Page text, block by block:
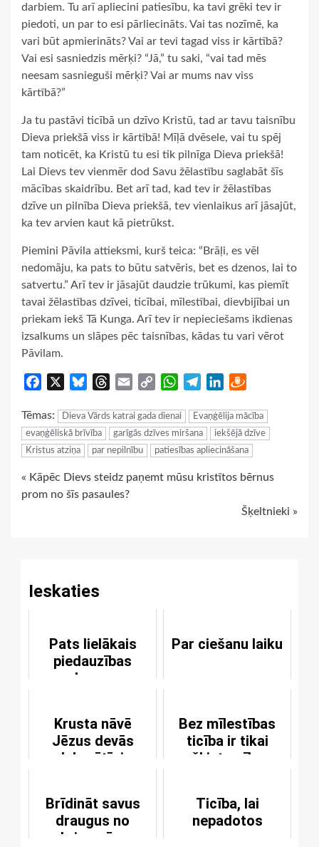
darbiem. Tu arī apliecini patiesību, ka tavi grēki tev ir
piedoti, un par to esi pārliecināts. Vai tas nozīmē, ka
vari būt apmierināts? Vai ar tevi tagad viss ir kārtībā?
Vai esi sasniedzis mērķi? “Jā,” tu saki, “vai tad mēs
neesam sasnieguši mērķi? Vai ar mums nav viss
kārtībā?”
Ja tu pastāvi ticībā un dzīvo Kristū, tad ar tavu taisnību
Dieva priekšā viss ir kārtībā! Mīļā dvēsele, vai tu spēj
tam noticēt, ka Kristū tu esi tik pilnīga Dieva priekšā!
Lai Dievs tev vienmēr dod Savu žēlastību saglabāt šīs
mācības skaidrību. Bet arī tad, kad tev ir žēlastības
dzīve un pilnība Dieva priekšā, tev vienlaikus arī jāsajūt,
ka tev arvien kaut kā pietrūkst.
Piemini Pāvila attieksmi, kurš teica: “Brāļi, es vēl
nedomāju, ka pats to būtu satvēris, bet es dzenos, lai to
satvertu.” Arī tev ir jāsajūt daudzie trūkumi, kas piemīt
tavai žēlastības dzīvei, ticībai, mīlestībai, dievbijībai un
priekam iekš Tā Kunga. Arī tev ir nepieciešams ikdienas
izsalkums un slāpes pēc taisnības, kādas tu vari vērot
Pāvilam.
Facebook BlueskyThreads
Email
Copy
WhatsApp
TelegramLinkedIn
Tēmas: Dieva Vārds katrai gada dienai
Evaņģēlija mācība
evaņģēliskā brīvība
garīgās dzīves miršana
iekšējā dzīve
Kristus atziņa
par nepilnību patiesības apliecināšana
Continue
« Kāpēc Dievs steidz paņemt mūsu kristītos bērnus
prom no šīs pasaules?
Šķeltnieki »
Ieskaties
Pats lielākais
piedauzības
akmens
Par ciešanu laiku
Krusta nāvē
Jēzus devās
labprātīgi
Bez mīlestības
ticība ir tikai
šķietamība
Brīdināt savus
draugus no
briesmām
Ticība, lai
nepadotos